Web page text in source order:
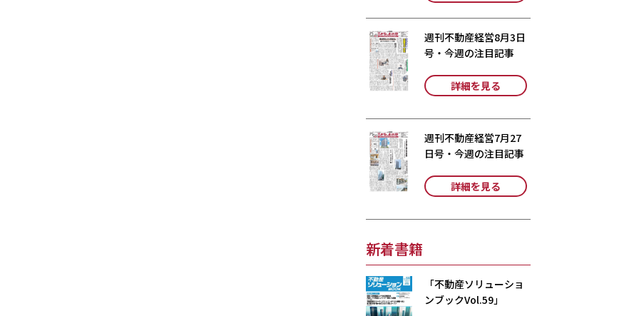
週刊不動産経営8月3日
号・今週の注目記事
詳細を見る
週刊不動産経営7月27
日号・今週の注目記事
詳細を見る
新着書籍
「不動産ソリューショ
ンブックVol.59」